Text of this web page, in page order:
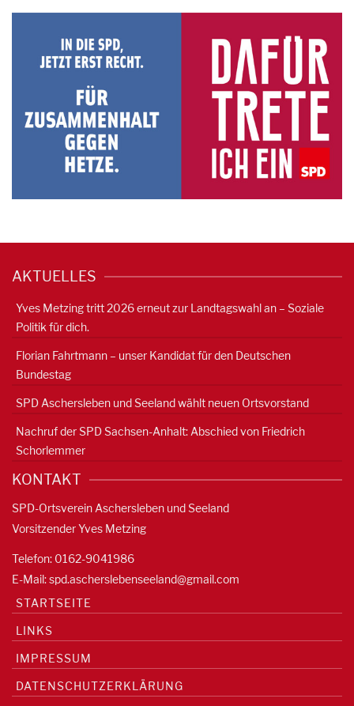
AKTUELLES
Yves Metzing tritt 2026 erneut zur Landtagswahl an – Soziale
Politik für dich.
Florian Fahrtmann – unser Kandidat für den Deutschen
Bundestag
SPD Aschersleben und Seeland wählt neuen Ortsvorstand
Nachruf der SPD Sachsen-Anhalt: Abschied von Friedrich
Schorlemmer
KONTAKT
SPD-Ortsverein Aschersleben und Seeland
Vorsitzender Yves Metzing
Telefon: 0162-9041986
E-Mail:spd.ascherslebenseeland@gmail.com
STARTSEITE
LINKS
IMPRESSUM
DATENSCHUTZERKLÄRUNG